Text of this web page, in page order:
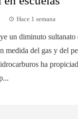
Hace 1 semana
un diminuto sultanato
medida del gas y del
ha